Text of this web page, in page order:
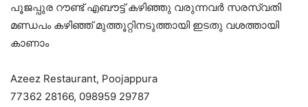
പൂജപ്പുര റൗണ്ട് എബൗട്ട് കഴിഞ്ഞു വരുന്നവർ സരസ്വതി
മണ്ഡപം കഴിഞ്ഞ് മുത്തൂറ്റിനടുത്തായി ഇടതു വശത്തായി
കാണാം
Azeez Restaurant, Poojappura
77362 28166, 098959 29787